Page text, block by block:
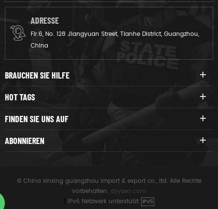
ADRESSE
Flr.6, No. 128 Jiangyuan Street, Tianhe District, Guangzhou,
China
BRAUCHEN SIE HILFE
HOT TAGS
FINDEN SIE UNS AUF
ABONNIEREN
© China xinxing guangzhou import & export co., ltd. Alle Rechte
vorbehalten. dyyseo.com
IPv6 Netzwerk unterstützt IPV6